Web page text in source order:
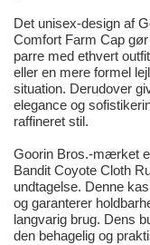
Det unisex-design af
Comfort Farm Cap
parre med ethvert
eller en mere formel
situation. Derudover
elegance og
raffineret stil.
Goorin Bros.-mærket
Bandit Coyote Cloth
undtagelse. Denne
og garanterer
langvarig brug. Dens
den behagelig og